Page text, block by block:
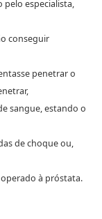
pelo especialista,
conseguir
penetrar o
sangue, estando o
de choque ou,
operado à próstata.